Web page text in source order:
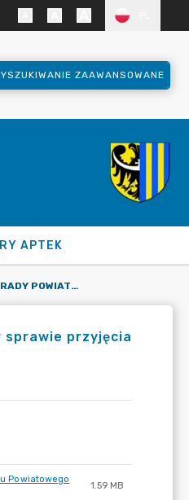
ZAAWANSOWANE
APTEK
UCHWAŁA NR XLI 246 2001 RADY POWIATU ZGORZELECKIEGO Z DNIA 29 MARCA 2001 R. W SPRAWIE PRZYJĘCIA RAMOWEGO PROGRAMU POWIATOWEGO CENTRUM EDUKACJI EKOLOGICZNEJ
sprawie przyjęcia
Powiatowego
1.59 MB